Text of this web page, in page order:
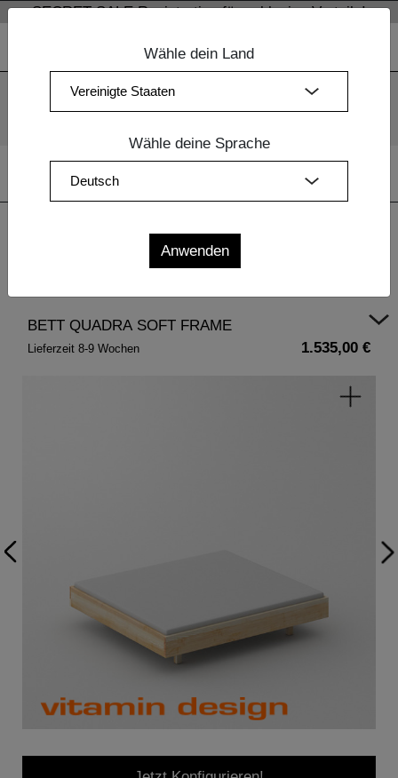
Wir verwenden Cookies. Mit der weiteren Nutzung unserer
SECRET SALE Registration für exklusive Vorteile!
| BETT QUADRA SOFT FRAME
BETT QUADRA SOFT FRAME
Lieferzeit 8-9 Wochen 1.535,00 €
Wähle dein Land
Wähle deine Sprache